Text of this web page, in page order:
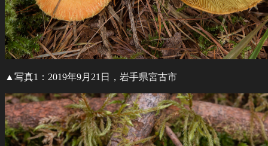
▲写真1：2019年9月21日，岩手県宮古市